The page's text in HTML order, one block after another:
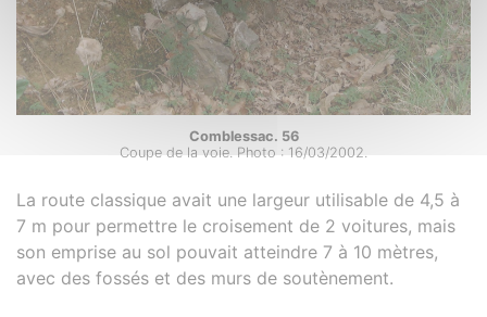
Comblessac. 56
Coupe de la voie. Photo : 16/03/2002.
La route classique avait une largeur utilisable de 4,5 à
7 m pour permettre le croisement de 2 voitures, mais
son emprise au sol pouvait atteindre 7 à 10 mètres,
avec des fossés et des murs de soutènement.